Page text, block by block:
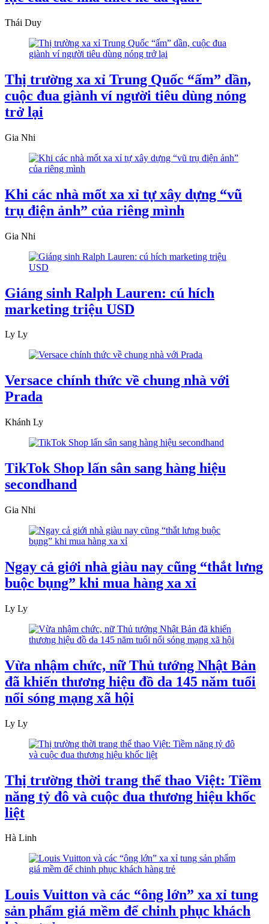
Thái Duy
Thị trường xa xỉ Trung Quốc “ấm” dần,
cuộc đua giành ví người tiêu dùng nóng
trở lại
Gia Nhi
Khi các nhà mốt xa xỉ tự xây dựng “vũ
trụ điện ảnh” của riêng mình
Gia Nhi
Giáng sinh Ralph Lauren: cú hích
marketing triệu USD
Ly Ly
Versace chính thức về chung nhà với
Prada
Khánh Ly
TikTok Shop lấn sân sang hàng hiệu
secondhand
Gia Nhi
Ngay cả giới nhà giàu nay cũng “thắt lưng
buộc bụng” khi mua hàng xa xỉ
Ly Ly
Vừa nhậm chức, nữ Thủ tướng Nhật Bản
đã khiến thương hiệu đồ da 145 năm tuổi
nổi sóng mạng xã hội
Ly Ly
Thị trường thời trang thể thao Việt: Tiềm
năng tỷ đô và cuộc đua thương hiệu khốc
liệt
Hà Linh
Louis Vuitton và các “ông lớn” xa xỉ tung
sản phẩm giá mềm để chinh phục khách